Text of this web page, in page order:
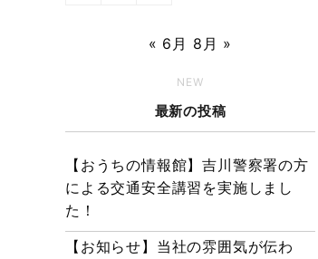
« 6月 8月 »
NEW
最新の投稿
【おうちの情報館】吉川警察署の方
による交通安全講習を実施しまし
た！
【お知らせ】当社の雰囲気が伝わ